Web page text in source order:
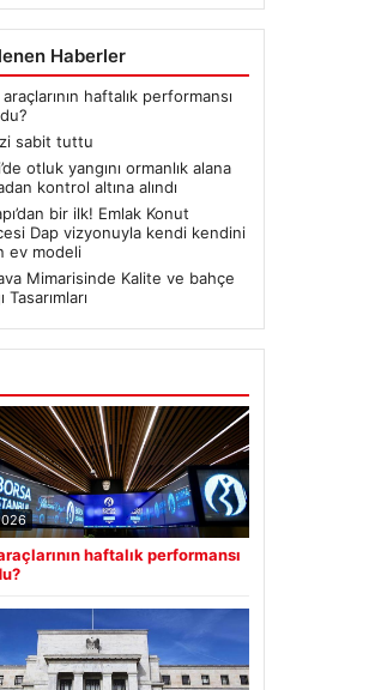
Haberler
araçlarının haftalık performansı
sabit tuttu
otluk yangını ormanlık alana
kontrol altına alındı
bir ilk! Emlak Konut
Dap vizyonuyla kendi kendini
ev modeli
Mimarisinde Kalite ve bahçe
Tasarımları
haftalık performansı